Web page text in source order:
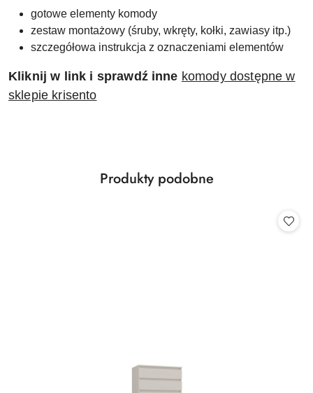
gotowe elementy komody
zestaw montażowy (śruby, wkręty, kołki, zawiasy itp.)
szczegółowa instrukcja z oznaczeniami elementów
Kliknij w link i sprawdź inne komody dostępne w
sklepie krisento
Pomiń karuzelę produktów
Produkty
Produkty podobne